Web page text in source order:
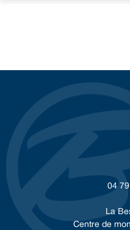
04
La
Centre de